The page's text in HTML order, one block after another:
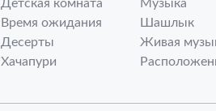
Детская комната
Музыка
Время ожидания
Шашлык
Десерты
Живая
Хачапури